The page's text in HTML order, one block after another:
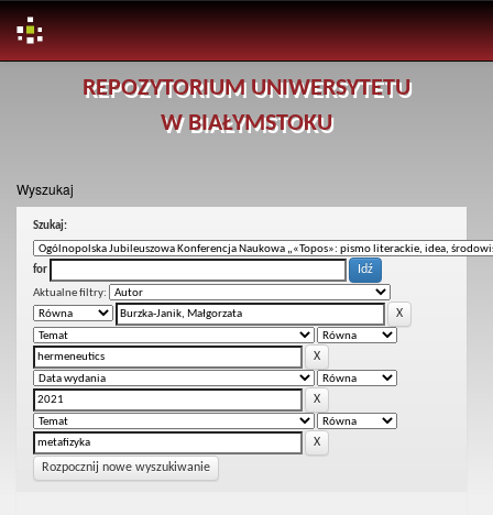
REPOZYTORIUM UNIWERSYTETU
W BIAŁYMSTOKU
Wyszukaj
Szukaj:
for
Aktualne filtry:
Rozpocznij nowe wyszukiwanie